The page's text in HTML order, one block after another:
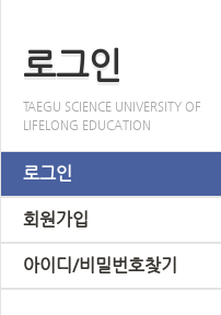
로그인
TAEGU SCIENCE UNIVERSITY OF
LIFELONG EDUCATION
로그인
회원가입
아이디/비밀번호찾기